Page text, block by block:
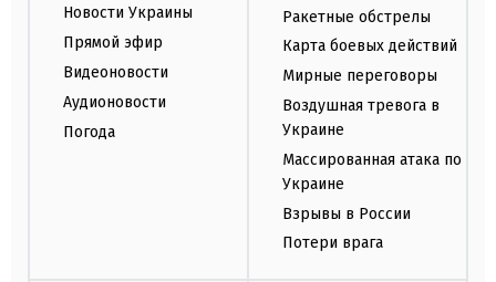
Новости Украины
Прямой эфир
Видеоновости
Аудионовости
Погода
Ракетные обстрелы
Карта боевых действий
Мирные переговоры
Воздушная тревога в
Украине
Массированная атака по
Украине
Взрывы в России
Потери врага